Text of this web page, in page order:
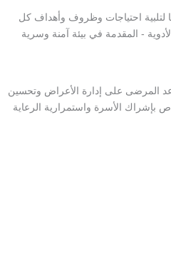
احتياجات وظروف وأهداف كل
- المقدمة في بيئة آمنة وسرية
المرضى على إدارة الأعراض وتحسين
بإشراك الأسرة واستمرارية الرعاية